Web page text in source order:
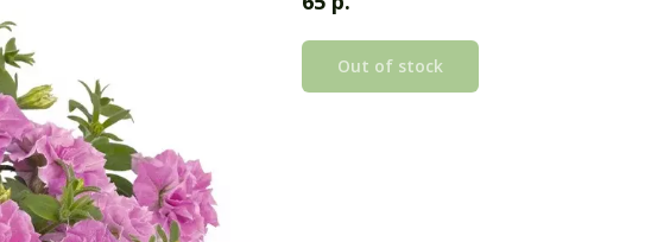
Out of stock